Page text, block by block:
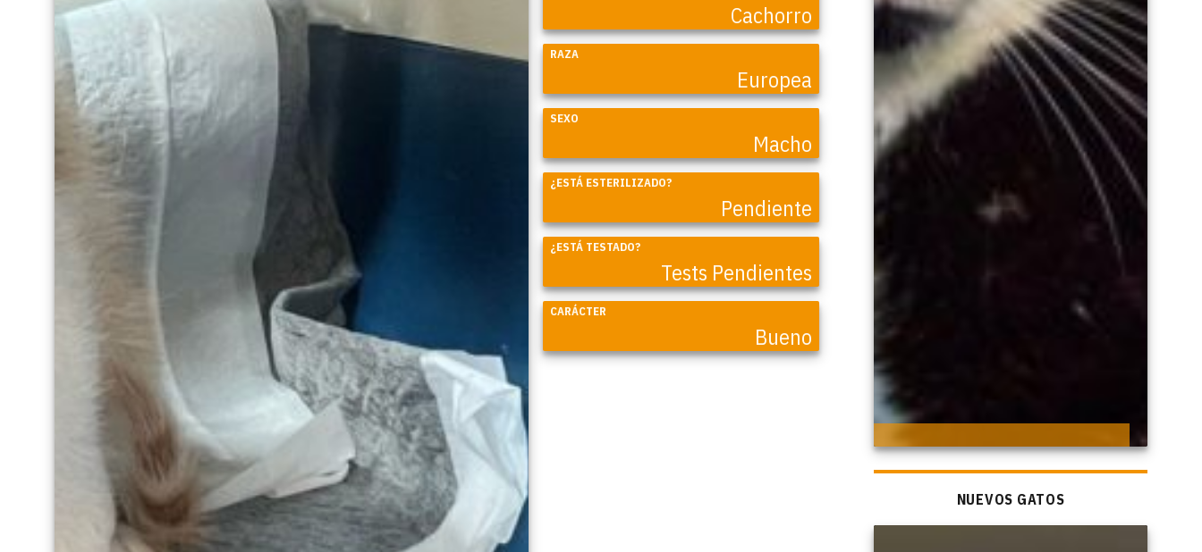
Cachorro
RAZA
Europea
SEXO
Macho
¿ESTÁ ESTERILIZADO?
Pendiente
¿ESTÁ TESTADO?
Tests Pendientes
CARÁCTER
Bueno
NUEVOS GATOS